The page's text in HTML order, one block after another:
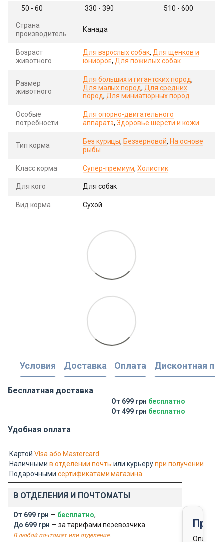
50 - 60
330 - 390 510 - 600
Страна
производитель
Канада
Возраст
животного
Для взрослых собак, Для щенков и
юниоров, Для пожилых собак
Размер
животного
Для больших и гигантских пород,
Для малых пород, Для средних
пород, Для миниатюрных пород
Особые
потребности
Для опорно-двигательного
аппарата, Здоровье шерсти и кожи
Тип корма Без курицы, Беззерновой, На основе
рыбы
Класс корма Супер-премиум, Холистик
Для кого Для собак
Вид корма Сухой
Условия Доставка Оплата Дисконтная
Бесплатная доставка
От 699 грн бесплатно
От 499 грн бесплатно
Удобная оплата
Картой Visa або Mastercard
Наличными в отделении почты или курьерупри получении
Подарочными сертификатами магазина
В ОТДЕЛЕНИЯ И ПОЧТОМАТЫ
От 699 грн — бесплатно,
До 699 грн — за тарифами перевозчика.
В любой почтомат или отделение.
Оплата